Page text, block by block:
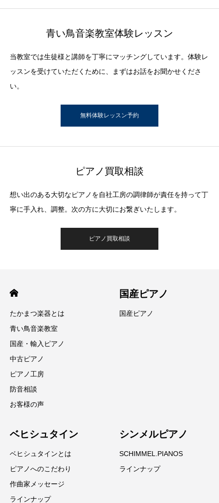
青い鳥音楽教室体験レッスン
当教室では生徒様と講師を丁寧にマッチングしています。体験レ
ッスンを受けていただくために、まずはお話をお聞かせくださ
い。
無料体験レッスン予約
ピアノ買取相談
想い出のある大切なピアノを自社工房の調律師が責任を持って丁
寧に手入れ、調整。次の方に大切にお繋ぎいたします。
ピアノ買取相談
たかまつ楽器とは
青い鳥音楽教室
国産・輸入ピアノ
中古ピアノ
ピアノ工房
防音相談
お客様の声
国産ピアノ
国産ピアノ
ベヒシュタイン
ベヒシュタインとは
ピアノへのこだわり
作曲家メッセージ
ラインナップ
シンメルピアノ
SCHIMMEL.PIANOS
ラインナップ